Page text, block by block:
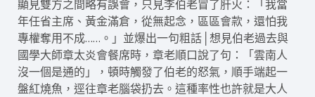
顯見雙方之間略有誤會，只見李伯老冒了肝火：「我當
年任省主席、黃金滿倉，從無起念，區區會款，還怕我
專權奪用不成……。」並爆出一句粗話│想見伯老過去與
國學大師章太炎會餐席時，章老順口說了句：「雲南人
沒一個是通的」，頓時觸發了伯老的怒氣，順手端起一
盤紅燒魚，逕往章老腦袋扔去。這種率性也許就是大人